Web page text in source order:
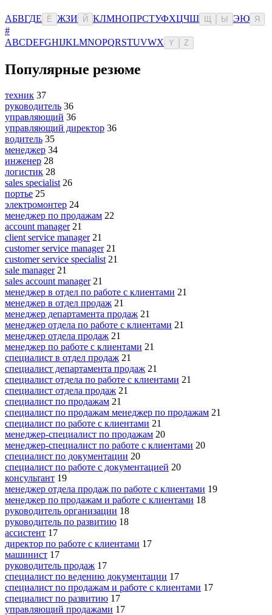
АБВГДЕ Ё ЖЗИ Й КЛМНОПРСТУФХЦЧШ Ы ЭЮ Я
#
ABCDEFGHIJKLMNOPQRSTUVWX Y Z
Популярные резюме
техник 37
руководитель 36
управляющий 36
управляющий директор 36
водитель 35
менеджер 34
инженер 28
логистик 28
sales specialist 26
портье 25
электромонтер 24
менеджер по продажам 22
account manager 21
client service manager 21
customer service manager 21
customer service specialist 21
sale manager 21
sales account manager 21
менеджер в отдел по работе с клиентами 21
менеджер в отдел продаж 21
менеджер департамента продаж 21
менеджер отдела по работе с клиентами 21
менеджер отдела продаж 21
менеджер по работе с клиентами 21
специалист в отдел продаж 21
специалист департамента продаж 21
специалист отдела по работе с клиентами 21
специалист отдела продаж 21
специалист по продажам 21
специалист по продажам менеджер по продажам 21
специалист по работе с клиентами 21
менеджер-специалист по продажам 20
менеджер-специалист по работе с клиентами 20
специалист по документации 20
специалист по работе с документацией 20
консультант 19
менеджер отдела продаж по работе с клиентами 19
менеджер по продажам и работе с клиентами 18
руководитель организации 18
руководитель по развитию 18
ассистент 17
директор по работе с клиентами 17
машинист 17
руководитель продаж 17
специалист по ведению документации 17
специалист по продажам и работе с клиентами 17
специалист по развитию 17
управляющий продажами 17